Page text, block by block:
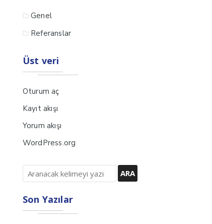
Genel
Referanslar
Üst veri
Oturum aç
Kayıt akışı
Yorum akışı
WordPress.org
Son Yazılar